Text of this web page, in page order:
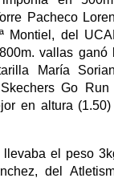
Pacheco
Montiel, del
vallas ganó
María
Go Run
en altura
el peso
del